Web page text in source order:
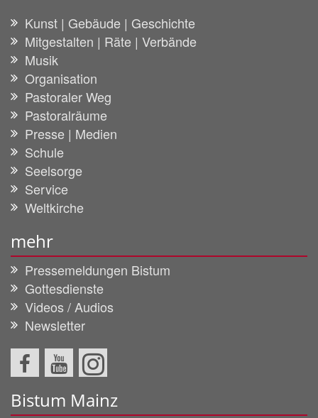
Kunst | Gebäude | Geschichte
Mitgestalten | Räte | Verbände
Musik
Organisation
Pastoraler Weg
Pastoralräume
Presse | Medien
Schule
Seelsorge
Service
Weltkirche
mehr
Pressemeldungen Bistum
Gottesdienste
Videos / Audios
Newsletter
Bistum Mainz